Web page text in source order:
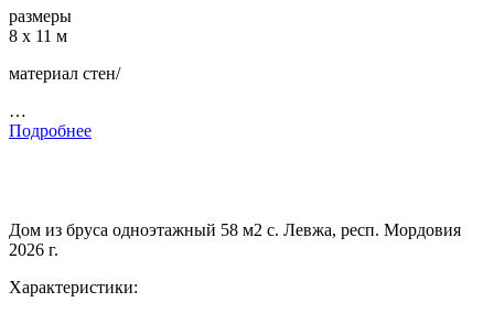
размеры
8 х 11 м
материал стен/
…
Подробнее
Дом из бруса одноэтажный 58 м2 с. Левжа, респ. Мордовия
2026 г.
Характеристики: